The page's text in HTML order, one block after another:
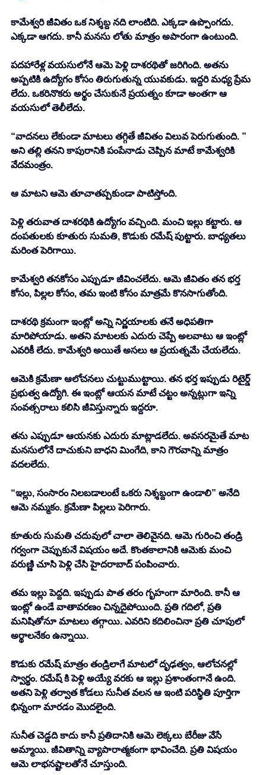
కామేశ్వరి జీవితం ఒక నిశ్శబ్ద నది లాంటిది. ఎక్కడా ఉప్పొంగదు.
ఎక్కడా ఆగదు. కానీ మనసు లోతు మాత్రం అపారంగా ఉంటుంది.
పదహారేళ్ల వయసులోనే ఆమె పెళ్లి దాశరథితో జరిగింది. అతను
అప్పటికి ఉద్యోగం కోసం తిరుగుతున్న యువకుడు. ఇద్దరి మధ్య ప్రేమ
లేదు. ఒకరినొకరు అర్థం చేసుకునే ప్రయత్నం కూడా అంతగా ఆ
వయసులో తెలీలేదు.
“వాదనలు లేకుండా మాటలు తగ్గితే జీవితం విలువ పెరుగుతుంది. ”
అని తల్లి తనని కాపురానికి పంపేనాడు చెప్పిన మాటే కామేశ్వరికి
వేదమంత్రం.
ఆ మాటని ఆమె తూచాతప్పకుండా పాటిస్తోంది.
పెళ్లి తరువాత దాశరథికి ఉద్యోగం వచ్చింది. మంచి ఇల్లు కట్టారు. ఆ
దంపతులకు కూతురు సుమతి, కొడుకు రమేష్ పుట్టారు. బాధ్యతలు
మరింత పెరిగాయి.
కామేశ్వరి తనకోసం ఎప్పుడూ జీవించలేదు. ఆమె జీవితం తన భర్త
కోసం, పిల్లల కోసం, తమ ఇంటి కోసం మాత్రమే కొనసాగుతోంది.
దాశరథి క్రమంగా ఇంట్లో అన్ని నిర్ణయాలకు తనే అధిపతిగా
మారిపోయాడు. అతని మాటలకు ఎదురు చెప్పే అలవాటు ఆ ఇంట్లో
ఎవరికీ లేదు. కామేశ్వరి అయితే అసలు ఆ ప్రయత్నమే చేయలేదు.
ఆమెకి క్రమేణా ఆలోచనలు చుట్టుముట్టాయి. తన భర్త ఇప్పుడు రిటైర్డ్
ప్రభుత్వ ఉద్యోగి. ఈ ఇంట్లో ఆయన మాటే చట్టం అన్నట్లుగా ఇన్ని
సంవత్సరాలు కలిసి జీవిస్తున్నారు ఇద్దరూ.
తను ఎప్పుడూ ఆయనకు ఎదురు మాట్లాడలేదు. అవసరమైతే మాట
మనసులోనే దాచుకుని బాధని మింగేది, కాని గౌరవాన్ని మాత్రం
వదలలేదు.
“ఇల్లు, సంసారం నిలబడాలంటే ఒకరు నిశ్శబ్దంగా ఉండాలి” అనేది
ఆమె నమ్మకం. క్రమేణా పిల్లలు పెరిగారు.
కూతురు సుమతి చదువులో చాలా తెలివైనది. ఆమె గురించి తండ్రి
గర్వంగా చెప్పుకునే విషయం అదే. కొంతకాలానికి ఆమెకు మంచి
వరుణ్ణి చూసి పెళ్లి చేసి హైదరాబాద్ పంపించారు.
తమ ఇల్లు పెద్దది. ఇప్పుడు పాత తరం గృహంగా మారింది. కానీ ఆ
ఇంట్లో ఉండే వాతావరణం చిన్నదైపోయింది. ప్రతి గదిలో, ప్రతి
మనిషితోనూ మాటలు తగ్గాయి. ఎవరిని కదిలించినా ప్రతి చూపులో
అర్థాలనేకం ఉన్నాయి.
కొడుకు రమేష్ మాత్రం తండ్రిలాగే మాటలో దృఢత్వం, ఆలోచనల్లో
స్వార్థం. రమేష్ కి పెళ్లి అయ్యే వరకు ఆ ఇల్లు ప్రశాంతంగానే ఉంది.
అతని పెళ్లి తర్వాత కోడలు సునీత వలన ఆ ఇంటి పరిస్థితి పూర్తిగా
భిన్నంగా మారడం మొదలైంది.
సునీత చెడ్డది కాదు కానీ ప్రతిదానికి ఆమె లెక్కలు బేరీజు వేసే
అమ్మాయి. జీవితాన్ని వ్యాపారాత్మకంగా భావించేది. ప్రతి విషయం
ఆమె లాభనష్టాలతోనే చూస్తుంది.